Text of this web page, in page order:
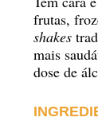
frutas,
shakes
mais
dose de